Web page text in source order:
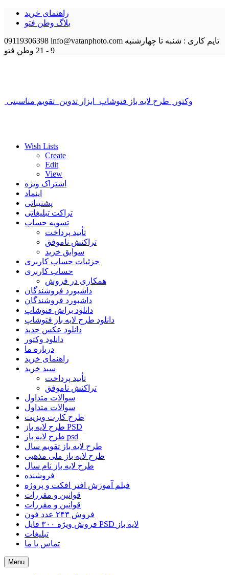
راهنمای خرید
بلاگ وطن فتو
09119306398 info@vatanphoto.com تایم کاری : شنبه تا چهارشنبه
9 - 21
وطن فتو
وکتور طرح لایه باز فتوشاپ ابزار تدوین تقویم مناسبتی
Wish Lists
Create
Edit
View
اشتراک ویژه
اینماد
پشتیبانی
تراکت تبلیغاتی
تسویه حساب
تأیید پرداخت
تراکنش ناموفق
سوابق خرید
جزئیات حساب کاربری
حساب کاربری
همکاری در فروش
داشبورد فروشندگان
داشبورد فروشندگان
دانلود براش فتوشاپ
دانلود طرح لایه باز فتوشاپ
دانلود عکس جدید
دانلود وکتور
درباره ما
راهنمای خرید
سبد خرید
تأیید پرداخت
تراکنش ناموفق
سوالات متداول
سوالات متداول
طرح کارت ویزیت
طرح لایه باز PSD
طرح لایه باز psd
طرح لایه باز تقویم سال
طرح لایه باز ملی مذهبی
طرح لایه باز نام سال
فروشنده
فیلم آموزش افتر افکت و پروژه
قوانین و مقررات
قوانین و مقررات
فروش ۲۴۳ عدد فون
فروش ویژه ۳۰۰ فایل PSD لایه باز
تبلیغات
تماس با ما
Menu